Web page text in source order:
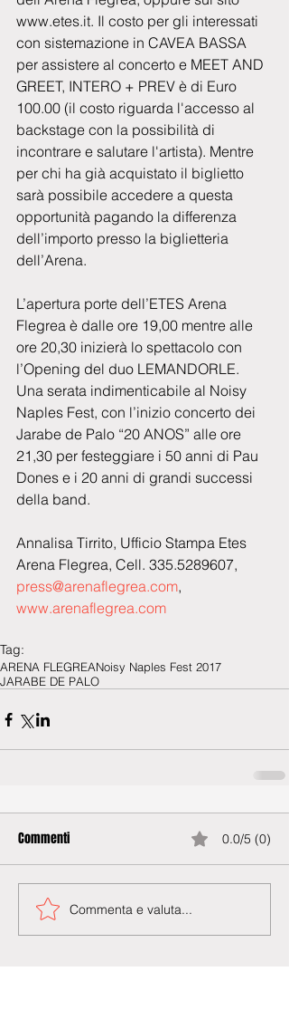
www.etes.it. Il costo per gli interessati
con sistemazione in CAVEA BASSA
per assistere al concerto e MEET AND
GREET, INTERO + PREV è di Euro
100.00 (il costo riguarda l'accesso al
backstage con la possibilità di
incontrare e salutare l'artista). Mentre
per chi ha già acquistato il biglietto
sarà possibile accedere a questa
opportunità pagando la differenza
dell’importo presso la biglietteria
dell’Arena.
L’apertura porte dell’ETES Arena
Flegrea è dalle ore 19,00 mentre alle
ore 20,30 inizierà lo spettacolo con
l’Opening del duo LEMANDORLE.
Una serata indimenticabile al Noisy
Naples Fest, con l’inizio concerto dei
Jarabe de Palo “20 ANOS” alle ore
21,30 per festeggiare i 50 anni di Pau
Dones e i 20 anni di grandi successi
della band.
Annalisa Tirrito, Ufficio Stampa Etes
Arena Flegrea, Cell. 335.5289607,
press@arenaflegrea.com,
www.arenaflegrea.com
Tag:
ARENA FLEGREANoisy Naples Fest 2017
JARABE DE PALO
Commenti 0.0/5 (0)
Commenta e valuta...